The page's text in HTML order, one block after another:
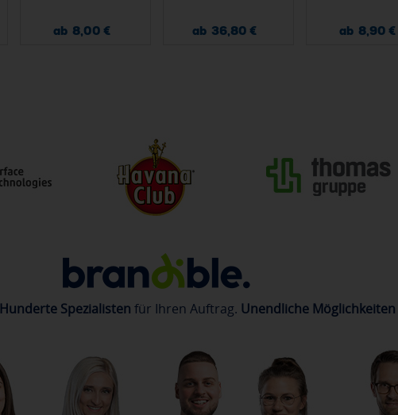
ab 8,00 € ab 36,80 € ab 8,90 €
Hunderte Spezialisten für Ihren Auftrag. Unendliche Möglichkeiten